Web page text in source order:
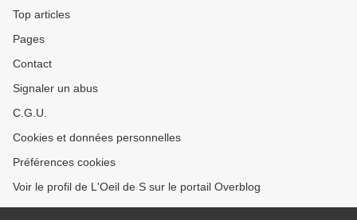
Top articles
Pages
Contact
Signaler un abus
C.G.U.
Cookies et données personnelles
Préférences cookies
Voir le profil de L'Oeil de S sur le portail Overblog